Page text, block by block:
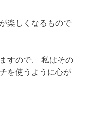
楽しくなるもので
すので、 私はその
を使うように心が